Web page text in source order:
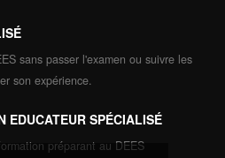
sans passer l'examen ou suivre les
son expérience.
EDUCATEUR SPÉCIALISÉ
préparant au DEES